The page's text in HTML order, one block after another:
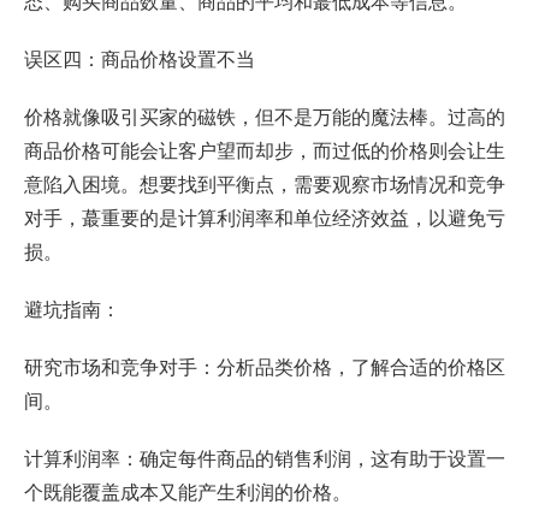
误区四：商品价格设置不当
价格就像吸引买家的磁铁，但不是万能的魔法棒。过高的
商品价格可能会让客户望而却步，而过低的价格则会让生
意陷入困境。想要找到平衡点，需要观察市场情况和竞争
对手，蕞重要的是计算利润率和单位经济效益，以避免亏
损。
避坑指南：
研究市场和竞争对手：分析品类价格，了解合适的价格区
间。
计算利润率：确定每件商品的销售利润，这有助于设置一
个既能覆盖成本又能产生利润的价格。